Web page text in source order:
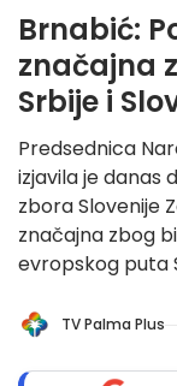
Brnabić:
značajna
Srbije i
Predsednica
izjavila je danas
zbora Slovenije
značajna zbog
evropskog puta
TV Palma Plus